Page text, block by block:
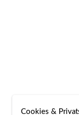
Cookies &